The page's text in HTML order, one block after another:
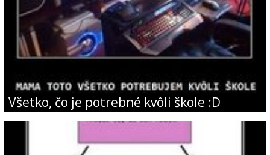
Všetko, čo je potrebné kvôli škole :D